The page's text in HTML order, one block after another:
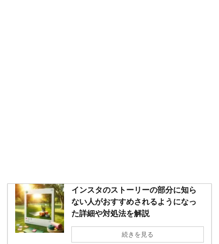
インスタのストーリーの部分に知ら
ない人がおすすめされるようになっ
た詳細や対処法を解説
続きを見る